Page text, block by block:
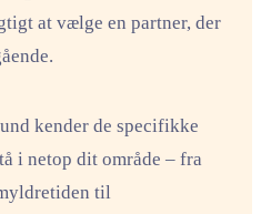
at vælge en partner, der
kender de specifikke
i netop dit område – fra
til